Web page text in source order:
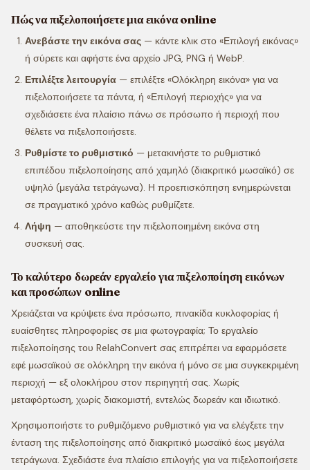
Πώς να πιξελοποιήσετε μια εικόνα online
Ανεβάστε την εικόνα σας — κάντε κλικ στο «Επιλογή εικόνας»
ή σύρετε και αφήστε ένα αρχείο JPG, PNG ή WebP.
Επιλέξτε λειτουργία — επιλέξτε «Ολόκληρη εικόνα» για να
πιξελοποιήσετε τα πάντα, ή «Επιλογή περιοχής» για να
σχεδιάσετε ένα πλαίσιο πάνω σε πρόσωπο ή περιοχή που
θέλετε να πιξελοποιήσετε.
Ρυθμίστε το ρυθμιστικό — μετακινήστε το ρυθμιστικό
επιπέδου πιξελοποίησης από χαμηλό (διακριτικό μωσαϊκό) σε
υψηλό (μεγάλα τετράγωνα). Η προεπισκόπηση ενημερώνεται
σε πραγματικό χρόνο καθώς ρυθμίζετε.
Λήψη — αποθηκεύστε την πιξελοποιημένη εικόνα στη
συσκευή σας.
Το καλύτερο δωρεάν εργαλείο για πιξελοποίηση εικόνων
και προσώπων online
Χρειάζεται να κρύψετε ένα πρόσωπο, πινακίδα κυκλοφορίας ή
ευαίσθητες πληροφορίες σε μια φωτογραφία; Το εργαλείο
πιξελοποίησης του RelahConvert σας επιτρέπει να εφαρμόσετε
εφέ μωσαϊκού σε ολόκληρη την εικόνα ή μόνο σε μια συγκεκριμένη
περιοχή — εξ ολοκλήρου στον περιηγητή σας. Χωρίς
μεταφόρτωση, χωρίς διακομιστή, εντελώς δωρεάν και ιδιωτικό.
Χρησιμοποιήστε το ρυθμιζόμενο ρυθμιστικό για να ελέγξετε την
ένταση της πιξελοποίησης από διακριτικό μωσαϊκό έως μεγάλα
τετράγωνα. Σχεδιάστε ένα πλαίσιο επιλογής για να πιξελοποιήσετε